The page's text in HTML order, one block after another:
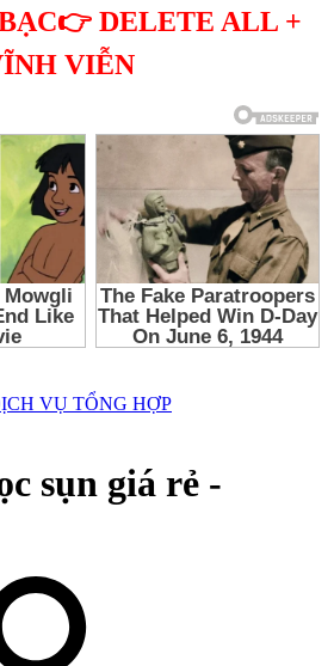
DELETE ALL +
VIỄN
VỤ TỔNG HỢP
sụn giá rẻ -